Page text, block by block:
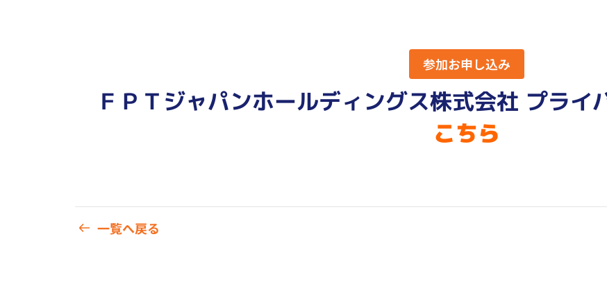
参加お申し込み
ＦＰＴジャパンホールディングス株式会社 プライ
こちら
一覧へ戻る